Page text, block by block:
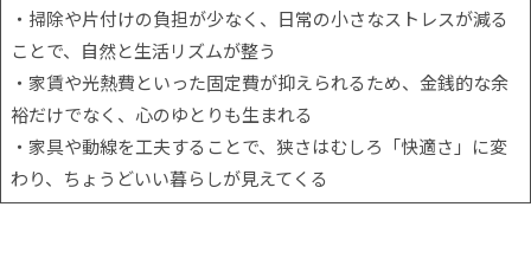
・掃除や片付けの負担が少なく、日常の小さなストレスが減る
ことで、自然と生活リズムが整う
・家賃や光熱費といった固定費が抑えられるため、金銭的な余
裕だけでなく、心のゆとりも生まれる
・家具や動線を工夫することで、狭さはむしろ「快適さ」に変
わり、ちょうどいい暮らしが見えてくる